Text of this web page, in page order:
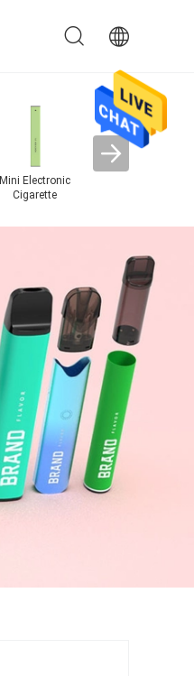
Mini Electronic
Cigarette